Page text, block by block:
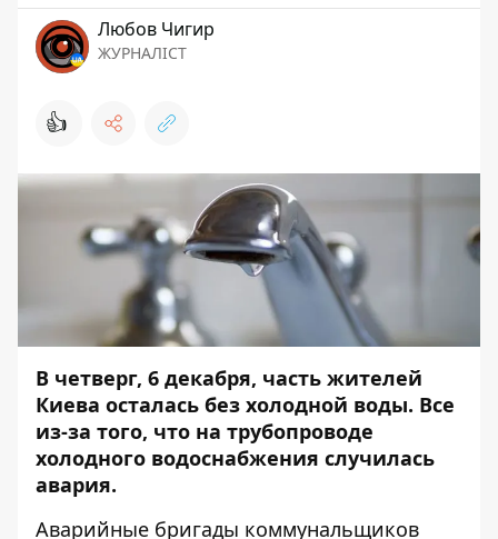
Любов Чигир
ЖУРНАЛІСТ
👍
В четверг, 6 декабря, часть жителей
Киева осталась без холодной воды. Все
из-за того, что на трубопроводе
холодного водоснабжения случилась
авария.
Аварийные бригады коммунальщиков